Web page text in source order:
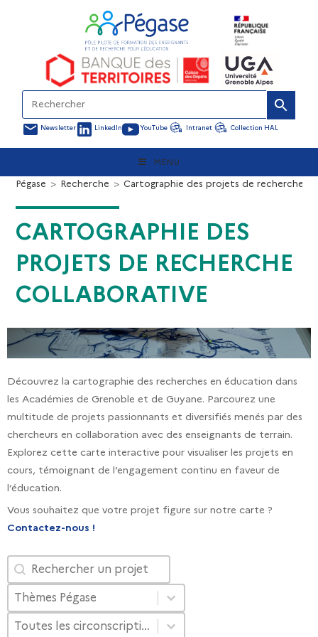
Newsletter LinkedIn YouTube Intranet Collection HAL
MENU
CARTOGRAPHIE DES
PROJETS DE RECHERCHE
COLLABORATIVE
Pégase > Recherche > Cartographie des projets de recherche
Découvrez la cartographie des recherches en éducation dans
les Académies de Grenoble et de Guyane. Parcourez une
multitude de projets passionnants et diversifiés menés par des
chercheurs en collaboration avec des enseignants de terrain.
Explorez cette carte interactive pour visualiser les projets en
cours, témoignant de l’engagement continu en faveur de
l’éducation.
Vous souhaitez que votre projet figure sur notre carte ?
Contactez-nous !
projet_filtre
Rechercher
themes recherche
Sélectionnez le contenu
Sélectionnez le contenu
Circonscriptions
Sélectionnez le contenu
Sélectionnez le contenu